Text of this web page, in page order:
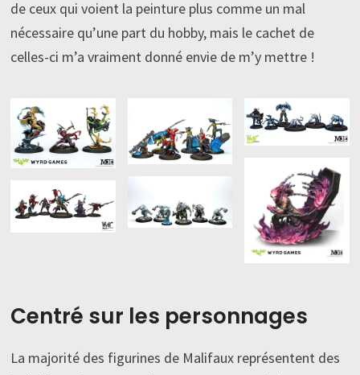
de ceux qui voient la peinture plus comme un mal
nécessaire qu’une part du hobby, mais le cachet de
celles-ci m’a vraiment donné envie de m’y mettre !
Centré sur les personnages
La majorité des figurines de Malifaux représentent des